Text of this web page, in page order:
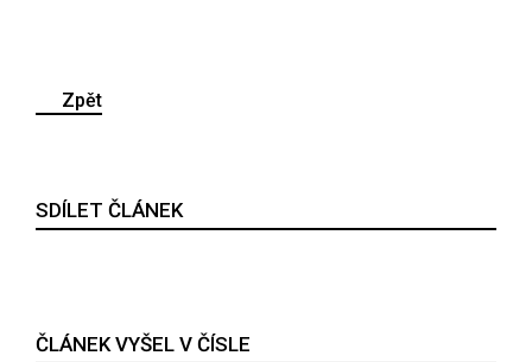
Zpět
SDÍLET ČLÁNEK
ČLÁNEK VYŠEL V ČÍSLE